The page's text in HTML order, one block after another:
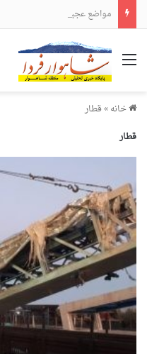
مواضع عجیب و دور از انتظار
منو
خانه»قطار
قطار